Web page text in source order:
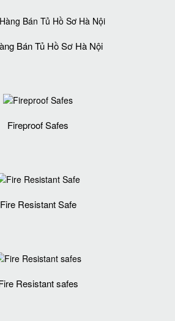
Bán Tủ Hồ Sơ Hà Nội
Fireproof Safes
Fire Resistant Safe
Resistant safes